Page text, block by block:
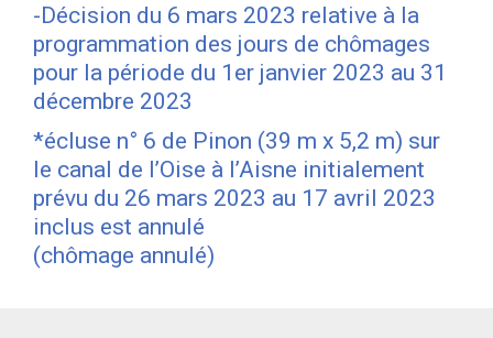
-Décision du 6 mars 2023 relative à la
programmation des jours de chômages
pour la période du 1er janvier 2023 au 31
décembre 2023
*écluse n° 6 de Pinon (39 m x 5,2 m) sur
le canal de l’Oise à l’Aisne initialement
prévu du 26 mars 2023 au 17 avril 2023
inclus est annulé
(chômage annulé)